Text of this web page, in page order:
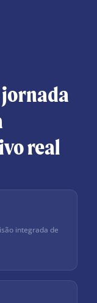
jornada
real
integrada de